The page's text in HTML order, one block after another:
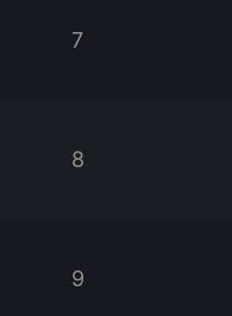
7
8
9